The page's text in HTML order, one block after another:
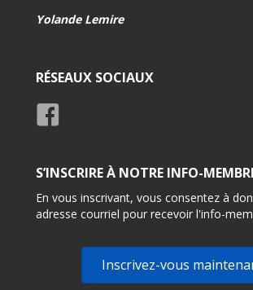
Yolande Lemire
RÉSEAUX SOCIAUX
S’INSCRIRE À NOTRE INFO-
En vous inscrivant, vous consentez à
adresse courriel pour recevoir l'info-
Inscrivez-vous